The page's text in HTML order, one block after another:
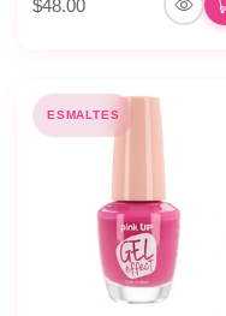
$48.00
ESMALTES